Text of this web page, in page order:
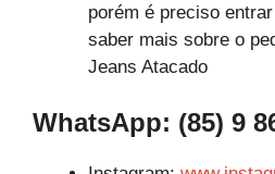
porém é preciso
saber mais sobre o
Jeans Atacado
WhatsApp: (85) 9